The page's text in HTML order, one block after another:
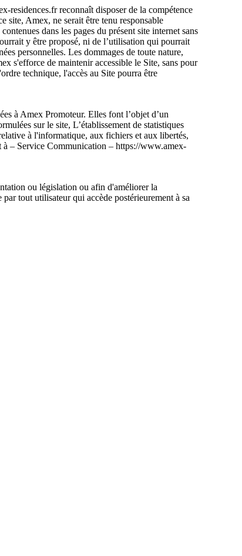
residences.fr reconnaît disposer de la compétence
site, Amex, ne serait être tenu responsable
dans les pages du présent site internet sans
y être proposé, ni de l’utilisation qui pourrait
personnelles. Les dommages de toute nature,
s'efforce de maintenir accessible le Site, sans pour
technique, l'accès au Site pourra être
à Amex Promoteur. Elles font l’objet d’un
sur le site, L’établissement de statistiques
à l'informatique, aux fichiers et aux libertés,
à – Service Communication – https://www.amex-
ou législation ou afin d'améliorer la
tout utilisateur qui accède postérieurement à sa